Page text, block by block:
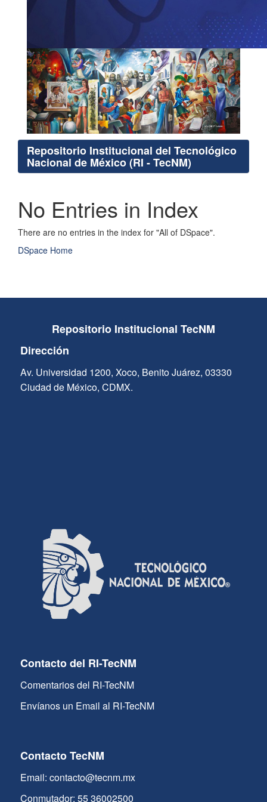
Repositorio Institucional del Tecnológico
Nacional de México (RI - TecNM)
No Entries in Index
There are no entries in the index for "All of DSpace".
DSpace Home
Repositorio Institucional TecNM
Dirección
Av. Universidad 1200, Xoco, Benito Juárez, 03330
Ciudad de México, CDMX.
Contacto del RI-TecNM
Comentarios del RI-TecNM
Envíanos un Email al RI-TecNM
Contacto TecNM
Email: contacto@tecnm.mx
Conmutador: 55 36002500